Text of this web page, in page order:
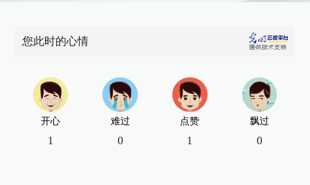
您此时的心情
开心
1
难过
0
点赞
1
飘过
0